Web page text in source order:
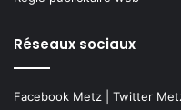
Réseaux sociaux
Facebook Metz Twitter